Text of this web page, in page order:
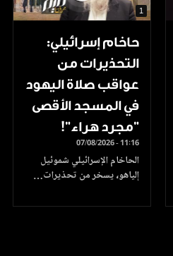
1
حاخام إسرائيلي:
التحذيرات من
عواقب صلاة اليهود
في المسجد الأقصى
"مجرد هراء"!
07/08/2026 - 11:16
الحاخام الإسرائيلي شموئيل
إلياهو، يسخر من تحذيرات…